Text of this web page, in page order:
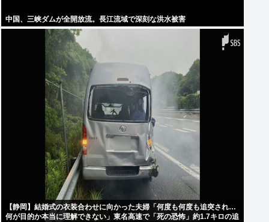
中国、三峡ダムが全開放流。長江流域で深刻な洪水被害
【静岡】結婚式の衣装合わせに向かった夫婦「何度も何度も追突され…
何が目的か本当に理解できない」東名高速で「死の恐怖」約1.7キロの追